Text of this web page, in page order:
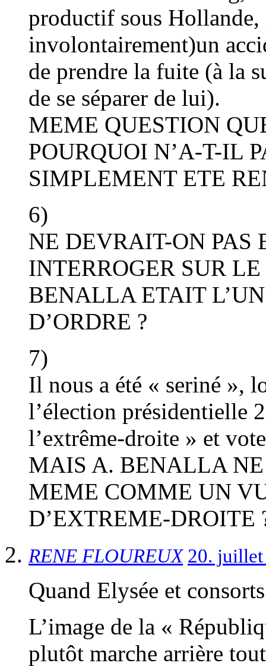
productif sous
involontairement)un
de prendre la fuite (à la
de se séparer de lui).
MEME QUESTION
POURQUOI N’A-T-IL
SIMPLEMENT ETE
6)
NE DEVRAIT-ON PAS
INTERROGER SUR
BENALLA ETAIT
D’ORDRE ?
7)
Il nous a été « seriné »,
l’élection présidentielle
l’extrême-droite » et
MAIS A. BENALLA
MEME COMME UN
D’EXTREME-DROITE
RENE FLOUREUX 20.
Quand Elysée et
L’image de la «
plutôt marche arrière